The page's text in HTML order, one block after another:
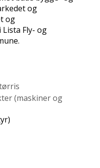
og
og
Fly- og
(maskiner og